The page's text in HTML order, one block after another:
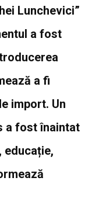
Lunchevici”
a fost
a fi
import. Un
a fost înaintat
educație,